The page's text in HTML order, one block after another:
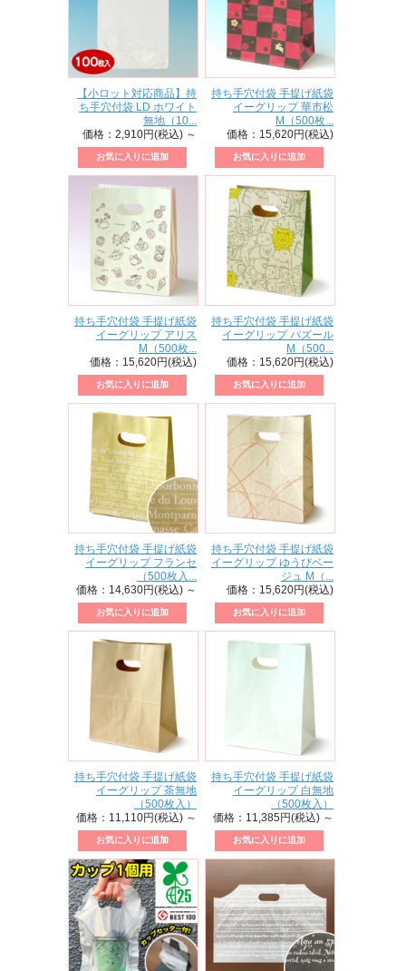
【小ロット対応商品】持
ち手穴付袋 LD ホワイト
無地（10...
価格：2,910円(税込) ～
持ち手穴付袋 手提げ紙袋
イーグリップ 華市松
M（500枚...
価格：15,620円(税込)
持ち手穴付袋 手提げ紙袋
イーグリップ アリス
M（500枚...
価格：15,620円(税込)
持ち手穴付袋 手提げ紙袋
イーグリップ パズール
M（500...
価格：15,620円(税込)
持ち手穴付袋 手提げ紙袋
イーグリップ フランセ
（500枚入...
価格：14,630円(税込) ～
持ち手穴付袋 手提げ紙袋
イーグリップ ゆうびベー
ジュ M（...
価格：15,620円(税込)
持ち手穴付袋 手提げ紙袋
イーグリップ 茶無地
（500枚入）
価格：11,110円(税込) ～
持ち手穴付袋 手提げ紙袋
イーグリップ 白無地
（500枚入）
価格：11,385円(税込) ～